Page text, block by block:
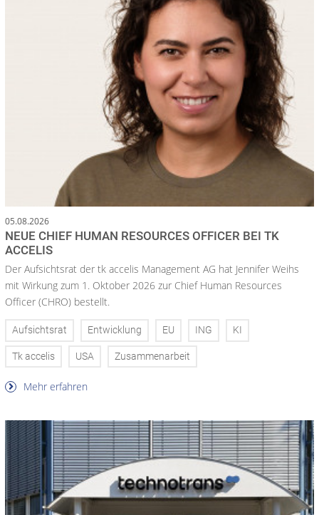
05.08.2026
NEUE CHIEF HUMAN RESOURCES OFFICER BEI TK
ACCELIS
Der Aufsichtsrat der tk accelis Management AG hat Jennifer Weihs
mit Wirkung zum 1. Oktober 2026 zur Chief Human Resources
Officer (CHRO) bestellt.
Aufsichtsrat Entwicklung EU ING KI
Tk accelis USA Zusammenarbeit
Mehr erfahren